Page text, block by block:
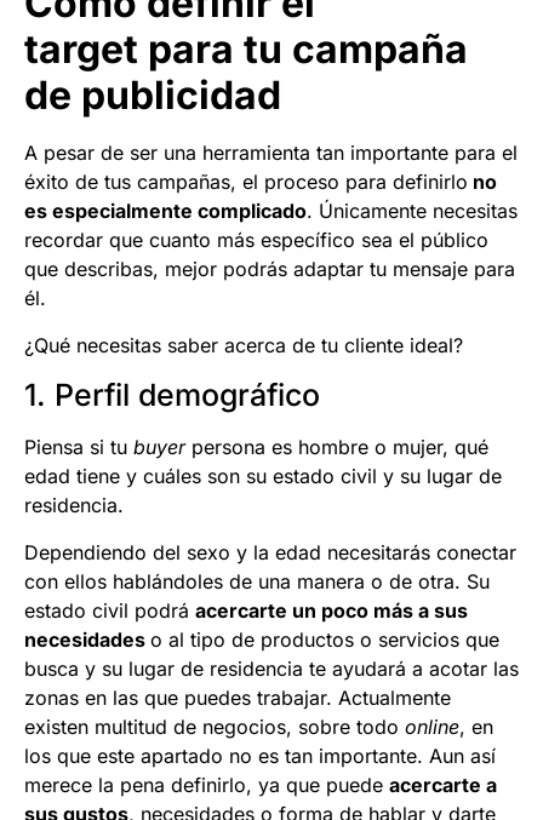
target para tu campaña
de publicidad
A pesar de ser una herramienta tan importante para el
éxito de tus campañas, el proceso para definirlo no
es especialmente complicado. Únicamente necesitas
recordar que cuanto más específico sea el público
que describas, mejor podrás adaptar tu mensaje para
él.
¿Qué necesitas saber acerca de tu cliente ideal?
1. Perfil demográfico
Piensa si tu buyerpersona es hombre o mujer, qué
edad tiene y cuáles son su estado civil y su lugar de
residencia.
Dependiendo del sexo y la edad necesitarás conectar
con ellos hablándoles de una manera o de otra. Su
estado civil podrá acercarte un poco más a sus
necesidades o al tipo de productos o servicios que
busca y su lugar de residencia te ayudará a acotar las
zonas en las que puedes trabajar. Actualmente
existen multitud de negocios, sobre todo online, en
los que este apartado no es tan importante. Aun así
merece la pena definirlo, ya que puede acercarte a
sus gustos, necesidades o forma de hablar y darte